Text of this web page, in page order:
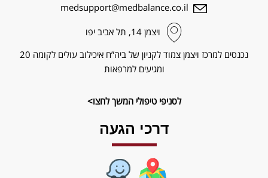
medsupport@medbalance.co.il
ויצמן‬ 14, תל אביב יפו
נכנסים למרכז ויצמן צמוד לקניון של ביה”ח איכילוב עולים לקומה 20
ומגיעים למרפאות
לסניפי טיפולי המשך לחצו>
דרכי הגעה